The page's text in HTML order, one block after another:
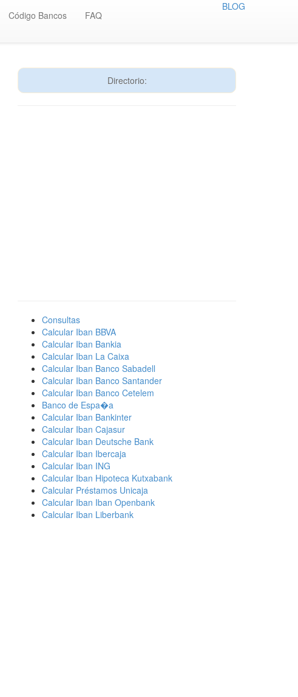
Código Bancos FAQ
BLOG
Directorio:
Consultas
Calcular Iban BBVA
Calcular Iban Bankia
Calcular Iban La Caixa
Calcular Iban Banco Sabadell
Calcular Iban Banco Santander
Calcular Iban Banco Cetelem
Banco de Espa�a
Calcular Iban Bankinter
Calcular Iban Cajasur
Calcular Iban Deutsche Bank
Calcular Iban Ibercaja
Calcular Iban ING
Calcular Iban Hipoteca Kutxabank
Calcular Préstamos Unicaja
Calcular Iban Iban Openbank
Calcular Iban Liberbank